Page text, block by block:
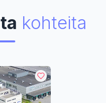
kohteita